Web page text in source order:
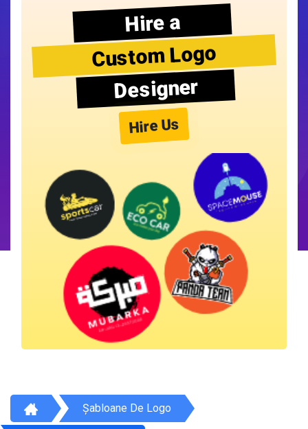
Hire a
Custom Logo
Designer
Hire Us
Șabloane De Logo